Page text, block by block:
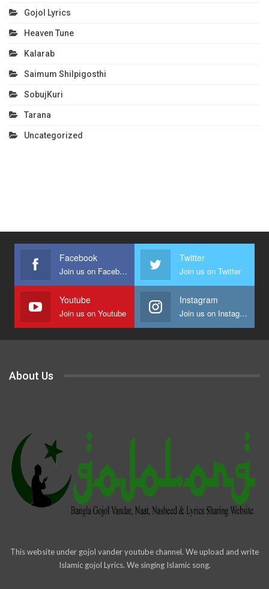
Gojol Lyrics
Heaven Tune
Kalarab
Saimum Shilpigosthi
SobujKuri
Tarana
Uncategorized
Facebook
Join us on Facebook
Twitter
Join us on Twitter
Youtube
Join us on Youtube
Instagram
Join us on Instagram
About Us
This website under gojol vander youtube channel. We upload and write
Islamic gojol Lyrics. We singing Islamic song.